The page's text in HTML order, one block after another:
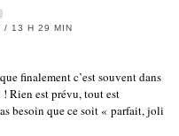
/ 13 H 29 MIN
finalement c’est souvent dans
Rien est prévu, tout est
besoin que ce soit « parfait, joli